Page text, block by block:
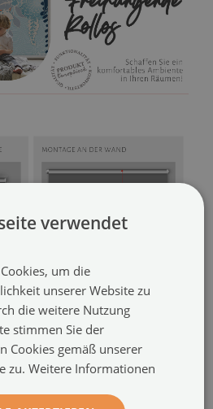
verwendet
um die
unserer Website zu
die weitere Nutzung
stimmen Sie der
Cookies gemäß unserer
zu. Weitere Informationen